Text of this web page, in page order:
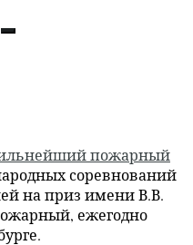
Поиск
пожарный
соревнований
на приз имени В.В.
ежегодно